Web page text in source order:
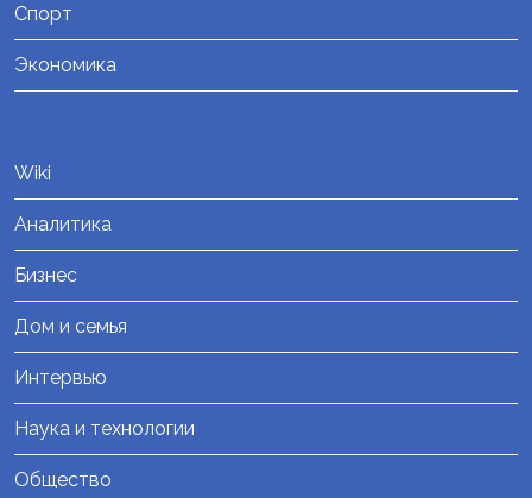
Спорт
Экономика
Wiki
Аналитика
Бизнес
Дом и семья
Интервью
Наука и технологии
Общество